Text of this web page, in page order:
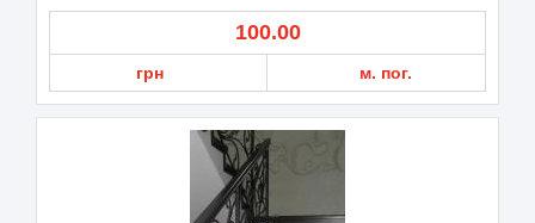
100.00
грн м. пог.